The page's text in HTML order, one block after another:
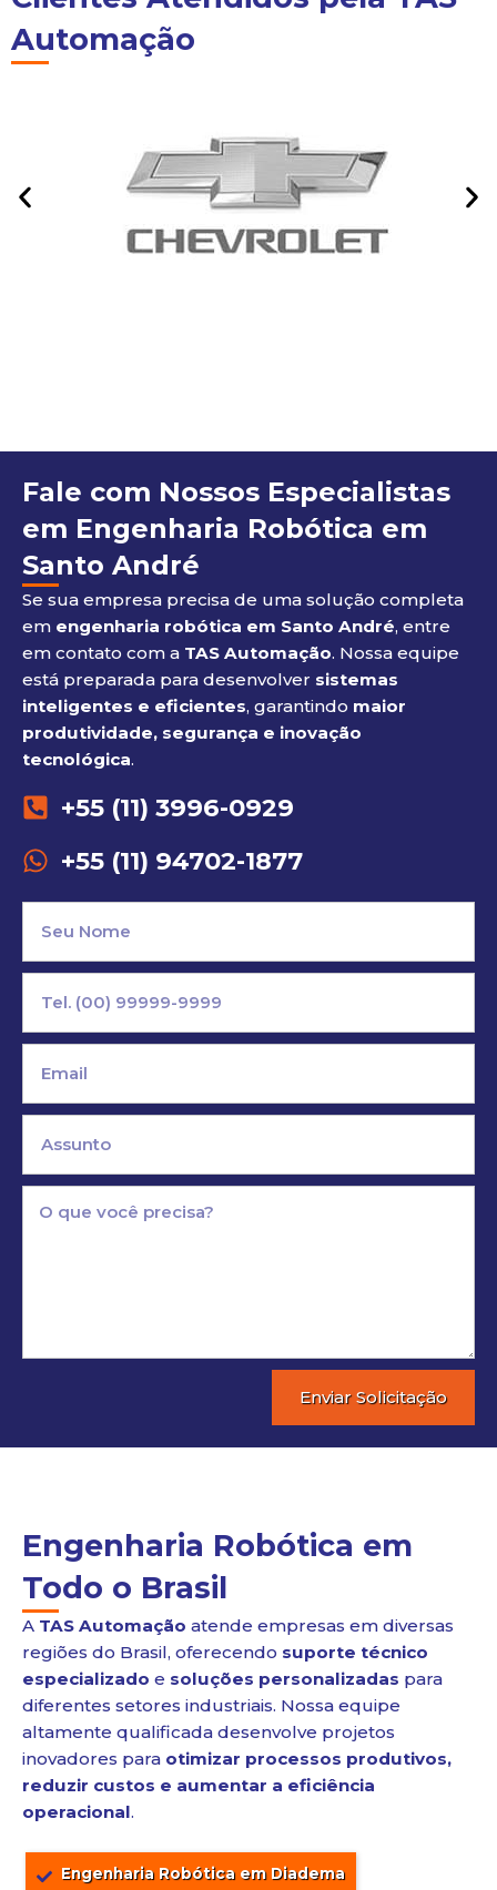
Automação
Fale com Nossos Especialistas
em Engenharia Robótica em
Santo André
Se sua empresa precisa de uma solução completa
em engenharia robótica em Santo André, entre
em contato com a TAS Automação. Nossa equipe
está preparada para desenvolver sistemas
inteligentes e eficientes, garantindo maior
produtividade, segurança e inovação
tecnológica.
+55 (11) 3996-0929
+55 (11) 94702-1877
Enviar Solicitação
Engenharia Robótica em
Todo o Brasil
A TAS Automação atende empresas em diversas
regiões do Brasil, oferecendo suporte técnico
especializado e soluções personalizadas para
diferentes setores industriais. Nossa equipe
altamente qualificada desenvolve projetos
inovadores para otimizar processos produtivos,
reduzir custos e aumentar a eficiência
operacional.
Engenharia Robótica em Diadema